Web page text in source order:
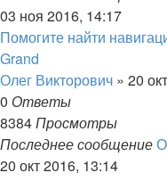
03 ноя 2016, 14:17
Помогите найти
Grand
Олег Викторович » 20
0 Ответы
8384Просмотры
Последнее сообщение
20 окт 2016, 13:14